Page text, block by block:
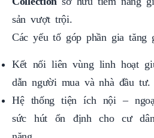
sản vượt trội.
Các yếu tố góp phần gia tăng
Kết nối liên vùng linh hoạt
dẫn người mua và nhà đầu tư.
Hệ thống tiện ích nội –
sức hút ổn định cho cư